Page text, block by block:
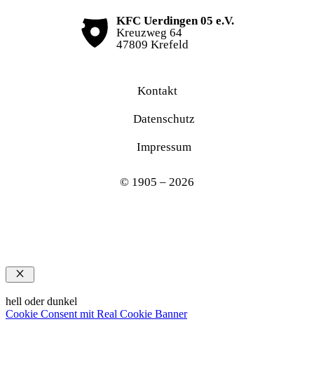
KFC Uerdingen 05 e.V.
Kreuzweg 64
47809 Krefeld
Kontakt
Datenschutz
Impressum
© 1905 – 2026
Schließen
hell oder dunkel
Cookie Consent mit Real Cookie Banner